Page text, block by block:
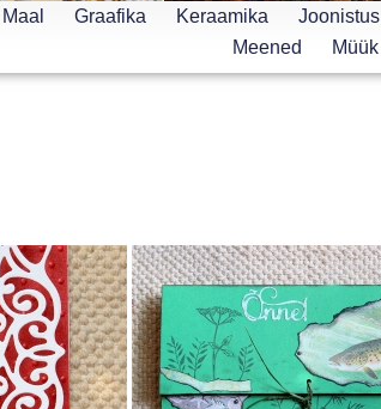
Maal Graafika Keraamika Joonistus
Meened
Müük